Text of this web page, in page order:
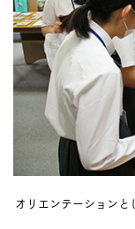
オリエンテーション